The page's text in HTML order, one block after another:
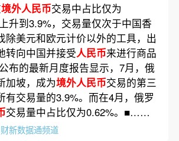
境外人民币交易中占比仅为
升到3.9%，交易量仅次于中国香
美元和欧元计价以外的工具，出
转向中国并接受人民币来进行商品
布的最新月度报告显示，7月，俄
加坡，成为境外人民币交易的第三
有交易量的3.9%。而在4月，俄罗
交易量中占比仅为0.62%。■……
财新数据通频道